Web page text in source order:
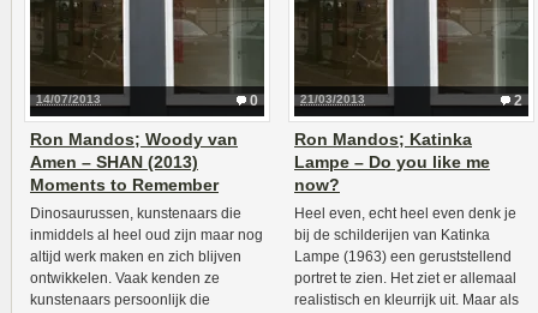
0
14/07/2013
Ron Mandos; Woody van
Amen – SHAN (2013)
Moments to Remember
Dinosaurussen, kunstenaars die
inmiddels al heel oud zijn maar nog
altijd werk maken en zich blijven
ontwikkelen. Vaak kenden ze
kunstenaars persoonlijk die
2
21/03/2013
Ron Mandos; Katinka
Lampe – Do you like me
now?
Heel even, echt heel even denk je
bij de schilderijen van Katinka
Lampe (1963) een geruststellend
portret te zien. Het ziet er allemaal
realistisch en kleurrijk uit. Maar als